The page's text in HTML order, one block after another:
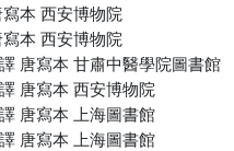
本 西安博物院
本 西安博物院
唐寫本 甘肅中醫學院圖書館
唐寫本 西安博物院
唐寫本 上海圖書館
唐寫本 上海圖書館